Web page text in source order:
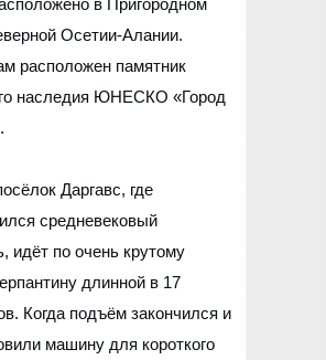
в Пригородном
Осетии-Алании.
расположен памятник
наследия ЮНЕСКО «Город
Даргавс, где
средневековый
идёт по очень крутому
длинной в 17
Когда подъём закончился и
машину для короткого